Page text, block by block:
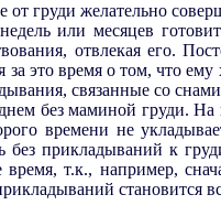
от груди желательно
или месяцев
отвлекая его.
за это время о том, что
связанные со
без маминой груди.
времени не
без прикладываний к
т.к., например,
становится